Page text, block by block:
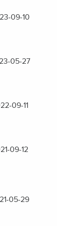
09-10
05-27
09-11
09-12
05-29